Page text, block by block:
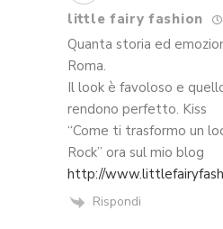
little fairy fashion
Quanta storia ed
Roma.
Il look è favoloso e
rendono perfetto. Kiss
“Come ti trasformo un
Rock” ora sul mio blog
http://
Rispondi